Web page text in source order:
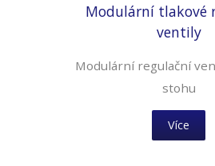
Modulární tlakové
ventily
Modulární regulační
stohu
Více